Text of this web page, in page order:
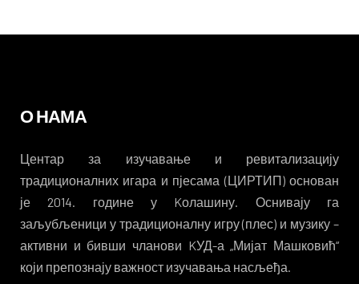
О НАМА
Центар за изучавање и ревитализацију
традиционалних игара и пјесама (ЦИРТИП) основан
је 2014. године у Kолашину. Оснивају га
заљубљеници у традиционалну игру (плес) и музику –
активни и бивши чланови KУД-а „Мијат Машковић“
који препознају важност изучавања насљеђа.